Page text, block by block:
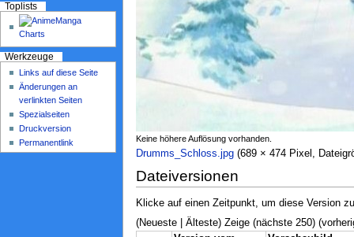
Keine höhere Auflösung vorhanden.
Drumms_Schloss.jpg (689 × 474 Pixel,
Dateiversionen
Klicke auf einen Zeitpunkt, um diese Version
(Neueste | Älteste) Zeige (nächste 250)
Toplists
Werkzeuge
Links auf diese Seite
Änderungen an
verlinkten Seiten
Spezialseiten
Druckversion
Permanentlink